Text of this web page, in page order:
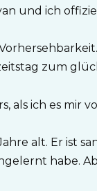
und ich
zum
als ich es mir
alt. Er ist
habe.